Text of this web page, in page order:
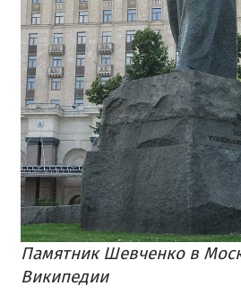
Памятник Шевченко в
Википедии